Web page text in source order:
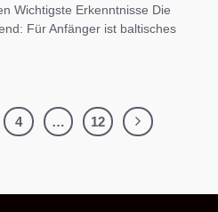
Wichtigste Erkenntnisse Die
Für Anfänger ist baltisches
4 … 12